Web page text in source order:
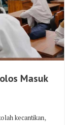
Masuk
kecantikan,